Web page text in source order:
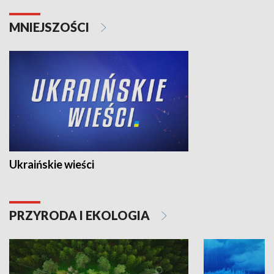
MNIEJSZOŚCI
Ukraińskie wieści
PRZYRODA I EKOLOGIA